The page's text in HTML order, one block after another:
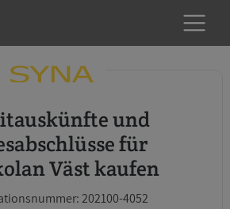
für
Väst kaufen
202100-4052